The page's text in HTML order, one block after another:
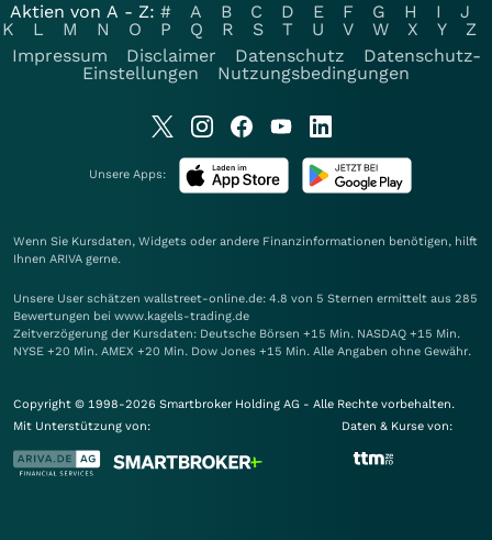
Aktien von A - Z: # A B C D E F G H I
J
K
L M N O P Q R S T U V W X Y
Z
Impressum
Disclaimer Datenschutz
Datenschutz-
Einstellungen
Nutzungsbedingungen
Unsere Apps:
Wenn Sie Kursdaten, Widgets oder andere Finanzinformationen benötigen, hilft
Ihnen ARIVA gerne.
Unsere User schätzen wallstreet-online.de: 4.8 von 5 Sternen ermittelt aus 285
Bewertungen bei www.kagels-trading.de
Zeitverzögerung der Kursdaten: Deutsche Börsen +15 Min. NASDAQ +15 Min.
NYSE +20 Min. AMEX +20 Min. Dow Jones +15 Min. Alle Angaben ohne Gewähr.
Copyright © 1998-2026 Smartbroker Holding AG - Alle Rechte vorbehalten.
Mit Unterstützung von:
Daten & Kurse von: